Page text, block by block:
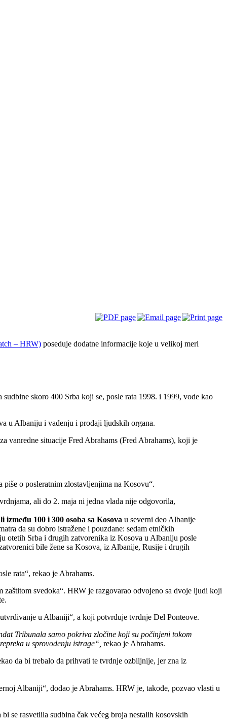
– HRW) poseduje dodatne informacije koje u velikoj meri
skoro 400 Srba koji se, posle rata 1998. i 1999, vode kao
u Albaniju i vađenju i prodaji ljudskih organa.
vanredne situacije Fred Abrahams (Fred Abrahams), koji je
o posleratnim zlostavljenjima na Kosovu“.
ali do 2. maja ni jedna vlada nije odgovorila,
između 100 i 300 osoba sa Kosova u severni deo Albanije
da su dobro istražene i pouzdane: sedam etničkih
otetih Srba i drugih zatvorenika iz Kosova u Albaniju posle
bile žene sa Kosova, iz Albanije, Rusije i drugih
rata“, rekao je Abrahams.
svedoka“. HRW je razgovarao odvojeno sa dvoje ljudi koji
u Albaniji“, a koji potvrduje tvrdnje Del Ponteove.
Tribunala samo pokriva zločine koji su počinjeni tokom
u sprovodenju istrage“, rekao je Abrahams.
da bi trebalo da prihvati te tvrdnje ozbiljnije, jer zna iz
Albaniji“, dodao je Abrahams. HRW je, takođe, pozvao vlasti u
se rasvetlila sudbina čak većeg broja nestalih kosovskih